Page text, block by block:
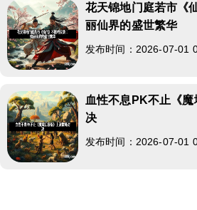
花天锦地门庭若市《
丽仙界的盛世繁华
发布时间：2026-07-01
血性不息PK不止《
决
发布时间：2026-07-01